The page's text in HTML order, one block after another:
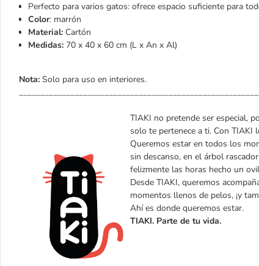
Perfecto para varios gatos: ofrece espacio suficiente para
Color: marrón
Material: Cartón
Medidas: 70 x 40 x 60 cm (L x An x Al)
Nota: Solo para uso en interiores.
TIAKI no pretende ser especial,
solo te pertenece a ti. Con TIAKI
Queremos estar en todos los
sin descanso, en el árbol
felizmente las horas hecho un
Desde TIAKI, queremos
momentos llenos de pelos, ¡y
Ahí es donde queremos estar.
TIAKI. Parte de tu vida.